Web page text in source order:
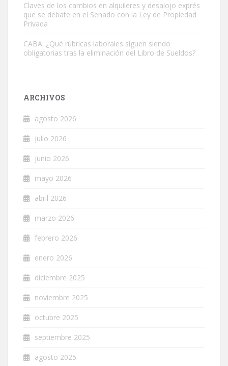
Claves de los cambios en alquileres y desalojo exprés
que se debate en el Senado con la Ley de Propiedad
Privada
CABA: ¿Qué rúbricas laborales siguen siendo
obligatorias tras la eliminación del Libro de Sueldos?
ARCHIVOS
agosto 2026
julio 2026
junio 2026
mayo 2026
abril 2026
marzo 2026
febrero 2026
enero 2026
diciembre 2025
noviembre 2025
octubre 2025
septiembre 2025
agosto 2025